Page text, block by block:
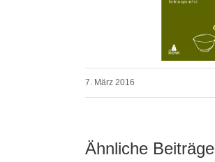
7. März 2016
Ähnliche Beiträge